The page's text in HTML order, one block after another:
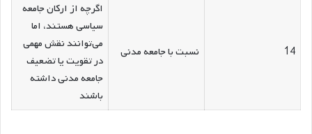
14 نسبت با جامعه مدنی
اگرچه از ارکان جامعه
سیاسی هستند، اما
می‌توانند نقش مهمی
در تقویت یا تضعیف
جامعه مدنی داشته
باشند